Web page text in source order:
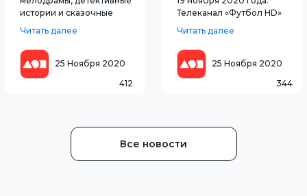
истории и сказочные
Смотрите с 28 ноября на
канале ViP Premiere
"Удивительное
путешествие доктора
Дулиттла". Известный и
Читать далее
25 Ноября 2020
412
Телеканал «Футбол HD»
году и является первым
круглосуточным
спортивным каналом в
России. На протяжении
многих лет «Футбол HD»
Читать далее
25 Ноября 2020
344
Все новости